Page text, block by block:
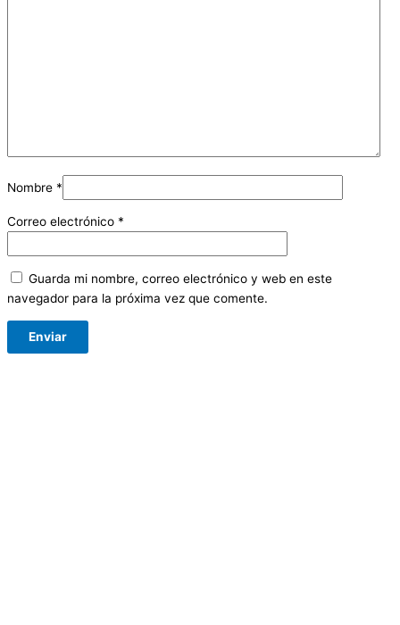
Nombre *
Correo electrónico *
Guarda mi nombre, correo electrónico y web en este
navegador para la próxima vez que comente.